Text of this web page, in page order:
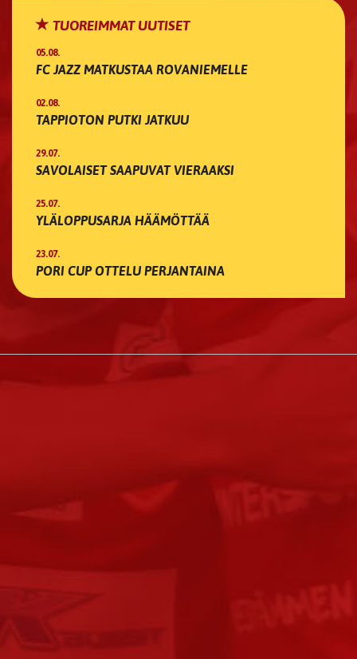
TUOREIMMAT UUTISET
05.08.
FC JAZZ MATKUSTAA ROVANIEMELLE
02.08.
TAPPIOTON PUTKI JATKUU
29.07.
SAVOLAISET SAAPUVAT VIERAAKSI
25.07.
YLÄLOPPUSARJA HÄÄMÖTTÄÄ
23.07.
PORI CUP OTTELU PERJANTAINA